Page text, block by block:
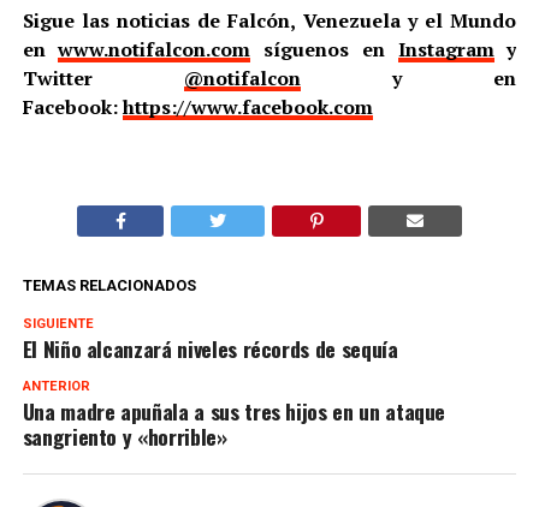
Sigue las noticias de Falcón, Venezuela y el Mundo
enwww.notifalcon.com síguenos en Instagramy
Twitter @notifalcony en
Facebook:https://www.facebook.com
TEMAS RELACIONADOS
SIGUIENTE
El Niño alcanzará niveles récords de sequía
ANTERIOR
Una madre apuñala a sus tres hijos en un ataque
sangriento y «horrible»